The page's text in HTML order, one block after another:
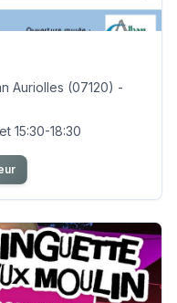
Auriolles (07120) -
15:30-18:30